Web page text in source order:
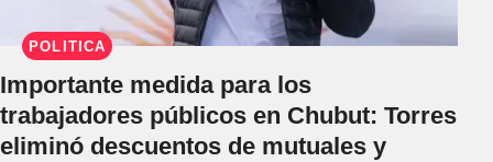
POLÍTICA
Importante medida para los
trabajadores públicos en Chubut: Torres
eliminó descuentos de mutuales y